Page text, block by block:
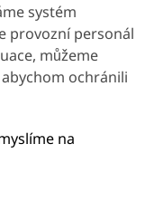
systém
provozní personál
můžeme
ochránili
na